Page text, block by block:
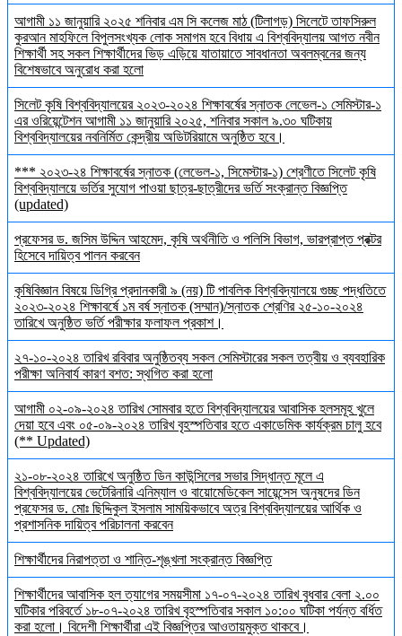
আগামী ১১ জানুয়ারি ২০২৫ শনিবার এম সি কলেজ মাঠ (টিলাগড়) সিলেটে তাফসিরুল
কুরআন মাহফিলে বিপুলসংখ্যক লোক সমাগম হবে বিধায় এ বিশ্ববিদ্যালয় আগত নবীন
শিক্ষার্থী সহ সকল শিক্ষার্থীদের ভিড় এড়িয়ে যাতায়াতে সাবধানতা অবলম্বনের জন্য
বিশেষভাবে অনুরোধ করা হলো
সিলেট কৃষি বিশ্ববিদ্যালয়ের ২০২৩-২০২৪ শিক্ষাবর্ষের স্নাতক লেভেল-১ সেমিস্টার-১
এর ওরিয়েন্টেশন আগামী ১১ জানুয়ারি ২০২৫, শনিবার সকাল ৯.৩০ ঘটিকায়
বিশ্ববিদ্যালয়ের নবনির্মিত কেন্দ্রীয় অডিটরিয়ামে অনুষ্ঠিত হবে।
*** ২০২৩-২৪ শিক্ষাবর্ষের স্নাতক (লেভেল-১, সিমেস্টার-১) শ্রেণীতে সিলেট কৃষি
বিশ্ববিদ্যালয়ে ভর্তির সুযোগ পাওয়া ছাত্র-ছাত্রীদের ভর্তি সংক্রান্ত বিজ্ঞপ্তি
(updated)
প্রফেসর ড. জসিম উদ্দিন আহমেদ, কৃষি অর্থনীতি ও পলিসি বিভাগ, ভারপ্রাপ্ত প্রক্টর
হিসেবে দায়িত্ব পালন করবেন
কৃষিবিজ্ঞান বিষয়ে ডিগ্রি প্রদানকারী ৯ (নয়) টি পাবলিক বিশ্ববিদ্যালয়ে গুচ্ছ পদ্ধতিতে
২০২৩-২০২৪ শিক্ষাবর্ষে ১ম বর্ষ স্নাতক (সম্মান)/স্নাতক শ্রেণির ২৫-১০-২০২৪
তারিখে অনুষ্ঠিত ভর্তি পরীক্ষার ফলাফল প্রকাশ।
২৭-১০-২০২৪ তারিখ রবিবার অনুষ্ঠিতব্য সকল সেমিস্টারের সকল তত্বীয় ও ব্যবহারিক
পরীক্ষা অনিবার্য কারণ বশত: স্থগিত করা হলো
আগামী ০২-০৯-২০২৪ তারিখ সোমবার হতে বিশ্ববিদ্যালয়ের আবাসিক হলসমূহ খুলে
দেয়া হবে এবং ০৫-০৯-২০২৪ তারিখ বৃহস্পতিবার হতে একাডেমিক কার্যক্রম চালু হবে
(** Updated)
২১-০৮-২০২৪ তারিখে অনুষ্ঠিত ডিন কাউন্সিলের সভার সিদ্ধান্ত মূলে এ
বিশ্ববিদ্যালয়ের ভেটেরিনারি এনিম্যাল ও বায়োমেডিকেল সায়েন্সেস অনুষদের ডিন
প্রফেসর ড. মোঃ ছিদ্দিকুল ইসলাম সাময়িকভাবে অত্র বিশ্ববিদ্যালয়ের আর্থিক ও
প্রশাসনিক দায়িত্ব পরিচালনা করবেন
শিক্ষার্থীদের নিরাপত্তা ও শান্তি-শৃঙ্খলা সংক্রান্ত বিজ্ঞপ্তি
শিক্ষার্থীদের আবাসিক হল ত্যাগের সময়সীমা ১৭-০৭-২০২৪ তারিখ বুধবার বেলা ২.০০
ঘটিকার পরিবর্তে ১৮-০৭-২০২৪ তারিখ বৃহস্পতিবার সকাল ১০:০০ ঘটিকা পর্যন্ত বর্ধিত
করা হলো। বিদেশী শিক্ষার্থীরা এই বিজ্ঞপ্তির আওতায়মুক্ত থাকবে।